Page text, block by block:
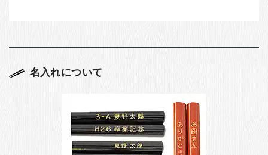
名入れについて